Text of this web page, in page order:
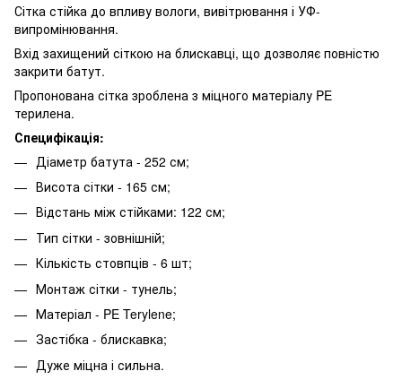
Сітка стійка до впливу вологи, вивітрювання і УФ-
випромінювання.
Вхід захищений сіткою на блискавці, що дозволяє повністю
закрити батут.
Пропонована сітка зроблена з міцного матеріалу PE
терилена.
Специфікація:
Діаметр батута - 252 см;
Висота сітки - 165 см;
Відстань між стійками: 122 см;
Тип сітки - зовнішній;
Кількість стовпців - 6 шт;
Монтаж сітки - тунель;
Матеріал - PE Terylene;
Застібка - блискавка;
Дуже міцна і сильна.